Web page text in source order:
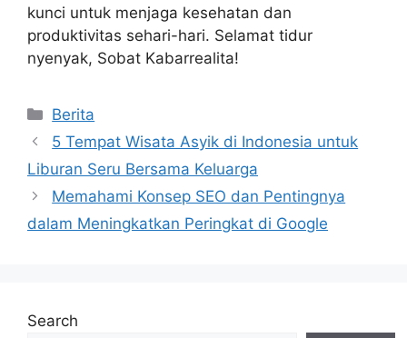
kunci untuk menjaga kesehatan dan
produktivitas sehari-hari. Selamat tidur
nyenyak, Sobat Kabarrealita!
Categories
Berita
5 Tempat Wisata Asyik di Indonesia untuk
Liburan Seru Bersama Keluarga
Memahami Konsep SEO dan Pentingnya
dalam Meningkatkan Peringkat di Google
Search